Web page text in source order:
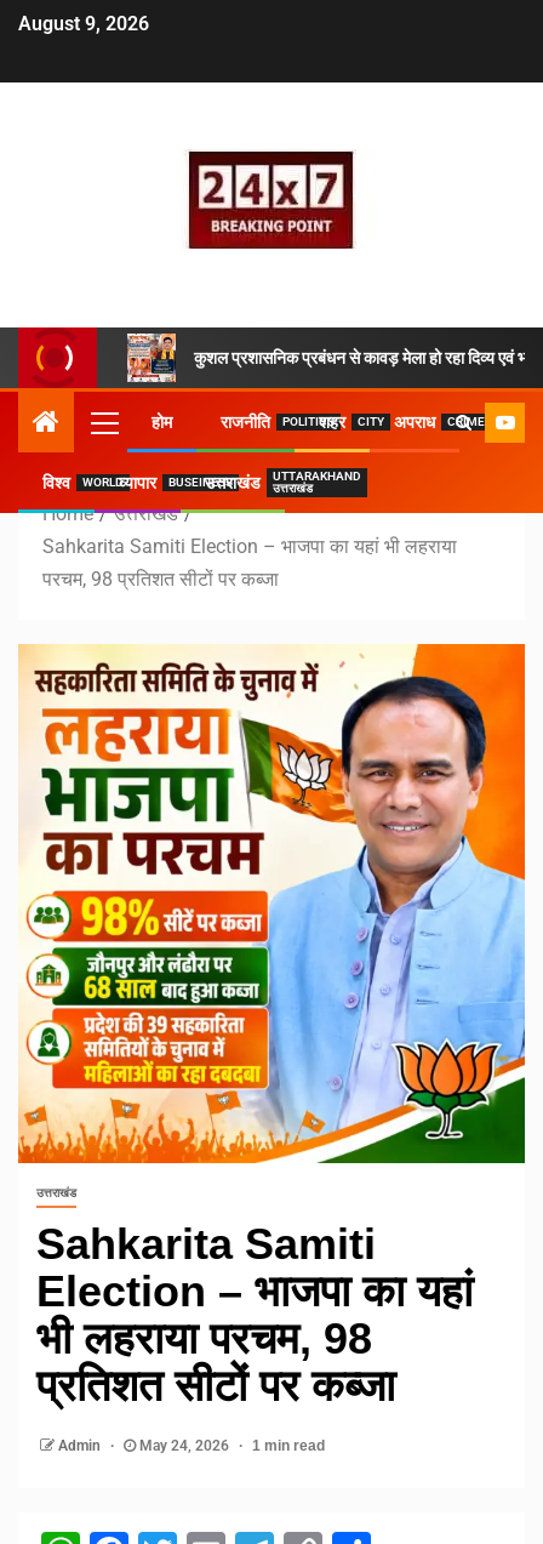
August 9, 2026
कुशल प्रशासनिक प्रबंधन से कावड़ मेला हो रहा दिव्य एवं भव्य
होम राजनीति POLITICSशहर CITY अपराध CRIME
विश्व WORLDव्यापार BUSEINESSउत्तराखंड
UTTARAKHAND
उत्तराखंड
Home
उत्तराखंड
Sahkarita Samiti Election – भाजपा का यहां भी लहराया
परचम, 98 प्रतिशत सीटों पर कब्जा
उत्तराखंड
Sahkarita Samiti
Election – भाजपा का यहां
भी लहराया परचम, 98
प्रतिशत सीटों पर कब्जा
Admin May 24, 2026 1 min read